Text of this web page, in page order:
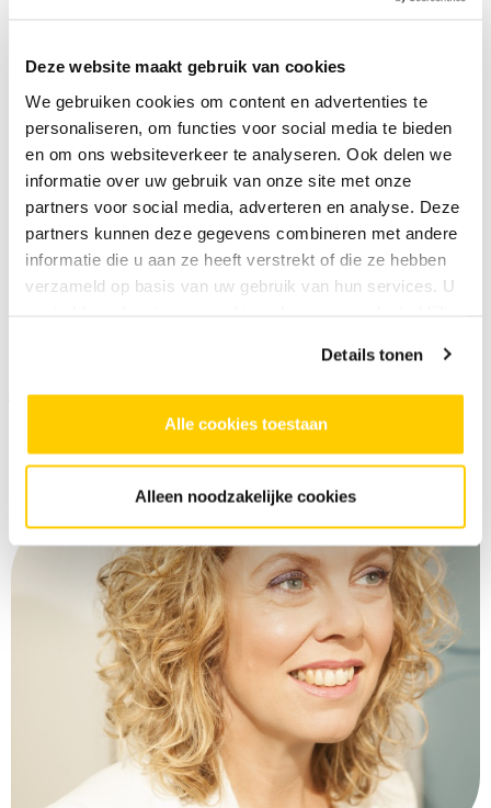
Deze website maakt gebruik van cookies
We gebruiken cookies om content en advertenties te
personaliseren, om functies voor social media te bieden
en om ons websiteverkeer te analyseren. Ook delen we
informatie over uw gebruik van onze site met onze
partners voor social media, adverteren en analyse. Deze
partners kunnen deze gegevens combineren met andere
informatie die u aan ze heeft verstrekt of die ze hebben
verzameld op basis van uw gebruik van hun services. U
Details tonen
Alle cookies toestaan
Alleen noodzakelijke cookies
Waarom kies je voor deze cursus bij SKVR?
Je gaat vol inspiratie je weekend in!
Je krijgt geen genoeg van de vertelkunst en
kennis van Patricia Huisman. We bevelen
daarom van harte ook haar anderelezingen
Kunstverkennen aan.
Zin om meer te weten over de kus in de kunst? Schrijf
je in.